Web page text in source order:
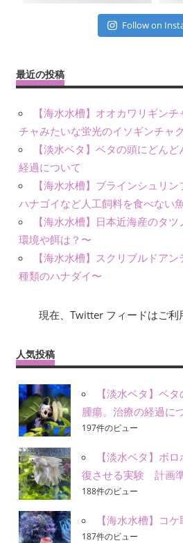
Follow on
最近の投稿
【海水水槽】オオカワリギン
チャみたいな蛍光のイソギンチャ
【淡水ベタ】ベタの頭にどん
経過について
【海水水槽】ブラインシュリ
ハナゴイなど人工飼料を食べない
【海水水槽】日本近海産のタ
環境や餌は？〜
【海水水槽】スクリブルドア
種類のハナダイ〜
現在、Twitter フィードはご利
人気投稿
【淡水ベタ】ベ
腫瘍。治療の経過に
197件のビュー
【淡水ベタ】ボ
復させる実験 計画
188件のビュー
【海水水槽】コ
187件のビュー